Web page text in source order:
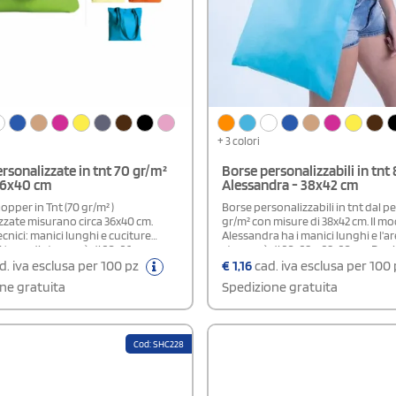
in tnt 70 gr/m²
cm
in Tnt (70 gr/m² )
misurano circa 36x40 cm.
manici lunghi e cuciture
di stampa è di 20x26 cm o
Pratiche ed economiche, queste
la spesa o per uso quotidiano
un gadget pubblicitario
negozi e supermercati.
iva esclusa per 100 pz
gratuita
+ 3 colori
Borse personalizzabili in tnt
Alessandra - 38x42 cm
Borse personalizzabili in tnt dal
gr/m² con misure di 38x42 cm. Il
Alessandra ha i manici lunghi e
stampa è di 20x28 o 28x20 cm. Puoi
tra differenti colorazioni.
€1,16cad. iva esclusa per 100
Spedizione gratuita
Cod: SHC228